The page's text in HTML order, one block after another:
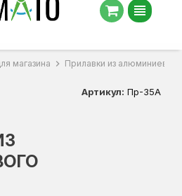
view_headline
магазина chevron_right Прилавки из
Артикул: Пр-35А